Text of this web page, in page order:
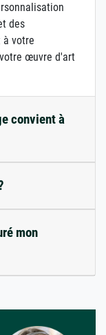
des
votre
œuvre d'art
convient à
mon